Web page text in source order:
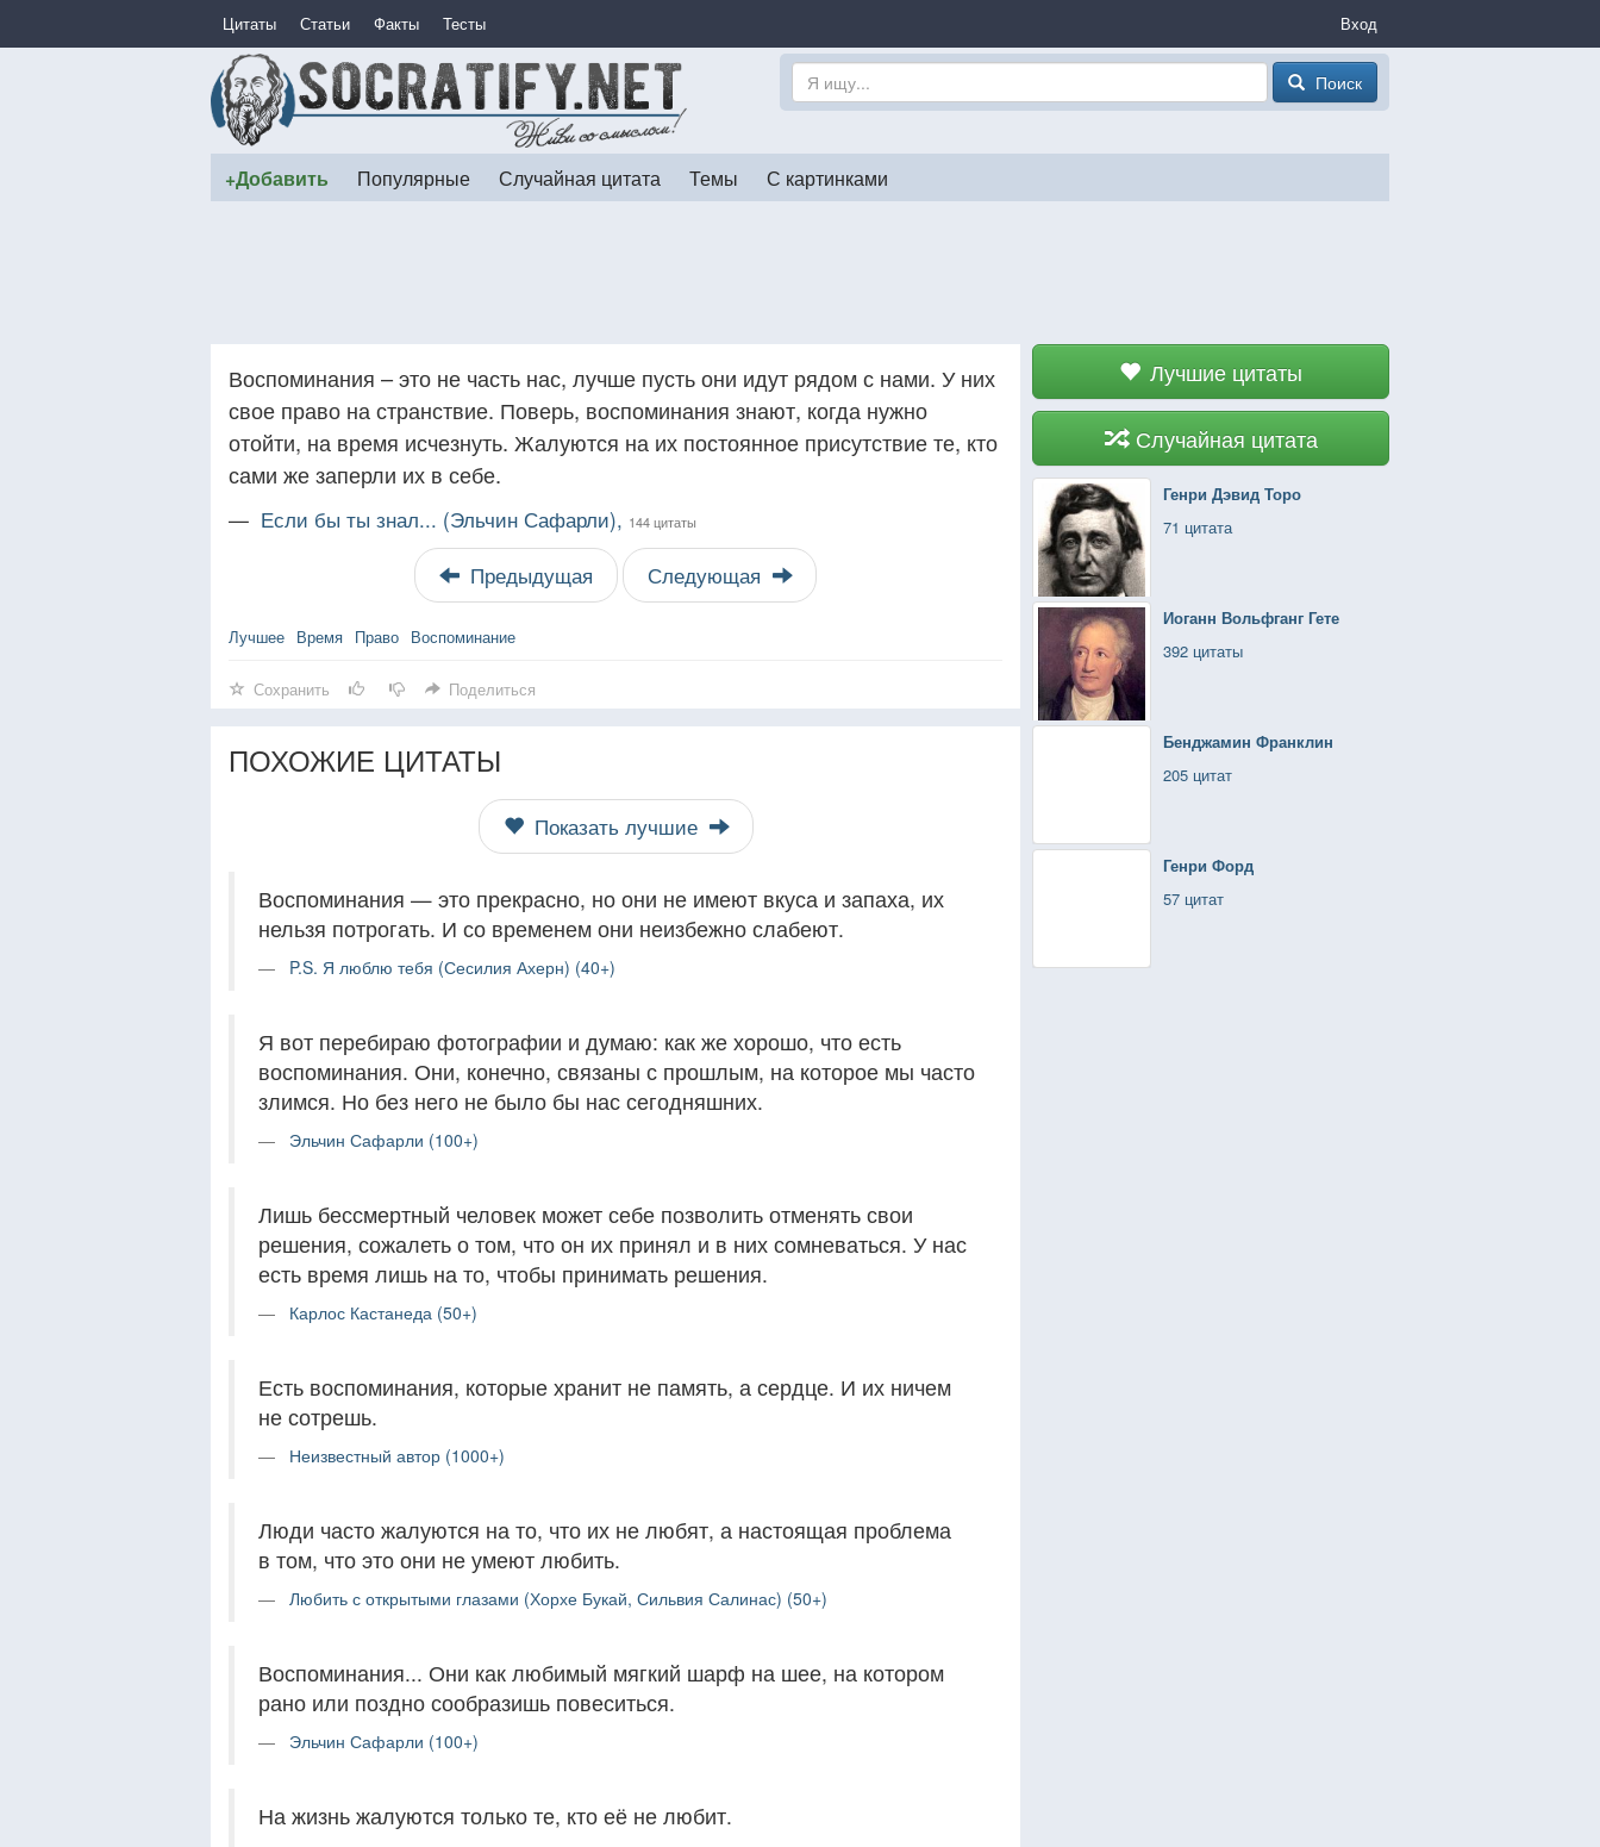
Цитаты Статьи Факты Тесты Вход
Поиск
+Добавить Популярные Случайная цитата Темы С картинками
Лучшие цитаты
Случайная цитата
Генри Дэвид Торо
71 цитата
Иоганн Вольфганг Гете
392 цитаты
Бенджамин Франклин
205 цитат
Генри Форд
57 цитат
Воспоминания – это не часть нас, лучше пусть они идут рядом с нами. У них
свое право на странствие. Поверь, воспоминания знают, когда нужно
отойти, на время исчезнуть. Жалуются на их постоянное присутствие те, кто
сами же заперли их в себе.
— Если бы ты знал... (Эльчин Сафарли), 144 цитаты
Предыдущая Следующая
Лучшее Время Право Воспоминание
Сохранить Поделиться
ПОХОЖИЕ ЦИТАТЫ
Показать лучшие
Воспоминания — это прекрасно, но они не имеют вкуса и запаха, их
нельзя потрогать. И со временем они неизбежно слабеют.
P.S. Я люблю тебя (Сесилия Ахерн) (40+)
Я вот перебираю фотографии и думаю: как же хорошо, что есть
воспоминания. Они, конечно, связаны с прошлым, на которое мы часто
злимся. Но без него не было бы нас сегодняшних.
Эльчин Сафарли (100+)
Лишь бессмертный человек может себе позволить отменять свои
решения, сожалеть о том, что он их принял и в них сомневаться. У нас
есть время лишь на то, чтобы принимать решения.
Карлос Кастанеда (50+)
Есть воспоминания, которые хранит не память, а сердце. И их ничем
не сотрешь.
Неизвестный автор (1000+)
Люди часто жалуются на то, что их не любят, а настоящая проблема
в том, что это они не умеют любить.
Любить с открытыми глазами (Хорхе Букай, Сильвия Салинас) (50+)
Воспоминания... Они как любимый мягкий шарф на шее, на котором
рано или поздно сообразишь повеситься.
Эльчин Сафарли (100+)
На жизнь жалуются только те, кто её не любит.